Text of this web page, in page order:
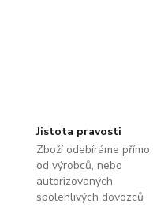
Jistota pravosti
Zboží odebíráme přímo
od výrobců, nebo
autorizovaných
spolehlivých dovozců